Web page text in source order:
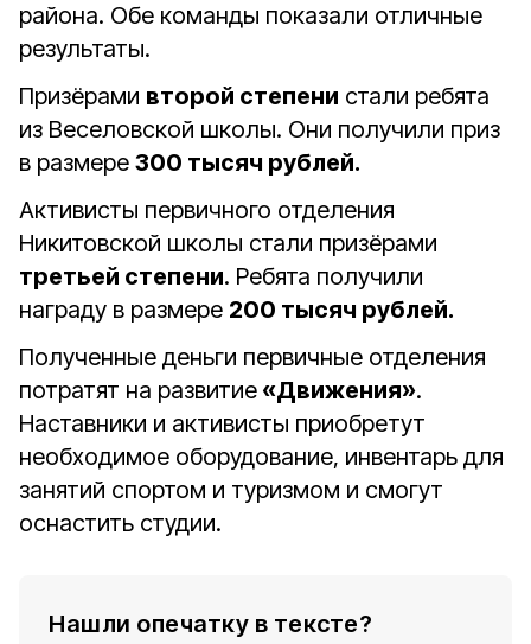
района. Обе команды показали отличные
результаты.
Призёрами второй степени стали ребята
из Веселовской школы. Они получили приз
в размере 300 тысяч рублей.
Активисты первичного отделения
Никитовской школы стали призёрами
третьей степени. Ребята получили
награду в размере 200 тысяч рублей.
Полученные деньги первичные отделения
потратят на развитие «Движения».
Наставники и активисты приобретут
необходимое оборудование, инвентарь для
занятий спортом и туризмом и смогут
оснастить студии.
Нашли опечатку в тексте?